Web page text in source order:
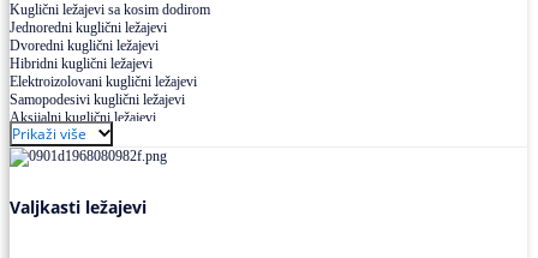
Kuglični ležajevi sa kosim dodirom
Jednoredni kuglični ležajevi
Dvoredni kuglični ležajevi
Hibridni kuglični ležajevi
Elektroizolovani kuglični ležajevi
Samopodesivi kuglični ležajevi
Aksijalni kuglični ležajevi
Kuglični ležajevi od nerđajućeg čelika
Prikaži više
Valjkasti ležajevi